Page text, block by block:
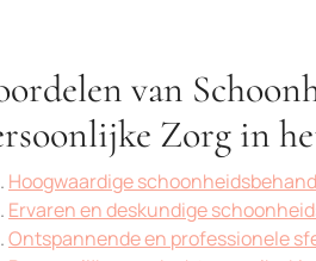
van
Zorg in
Hoogwaardige
Ervaren en deskundige
Ontspannende en professionele